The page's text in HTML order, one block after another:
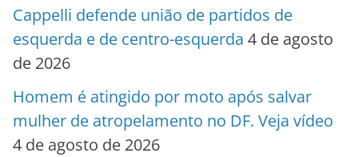
Cappelli defende união de partidos de
esquerda e de centro-esquerda 4 de agosto
de 2026
Homem é atingido por moto após salvar
mulher de atropelamento no DF. Veja vídeo
4 de agosto de 2026